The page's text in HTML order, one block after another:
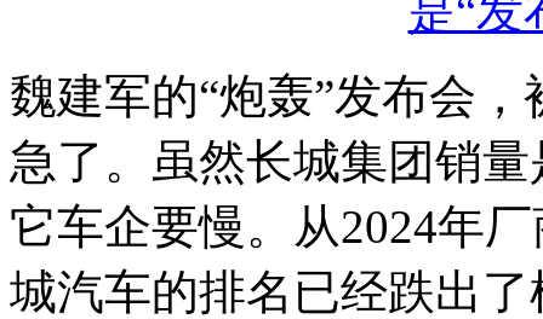
魏建军的“炮轰”发布会
急了。虽然长城集团销
它车企要慢。从2024年
城汽车的排名已经跌出